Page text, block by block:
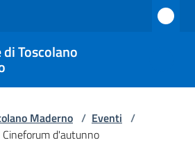
Toscolano
Maderno / Eventi /
d'autunno